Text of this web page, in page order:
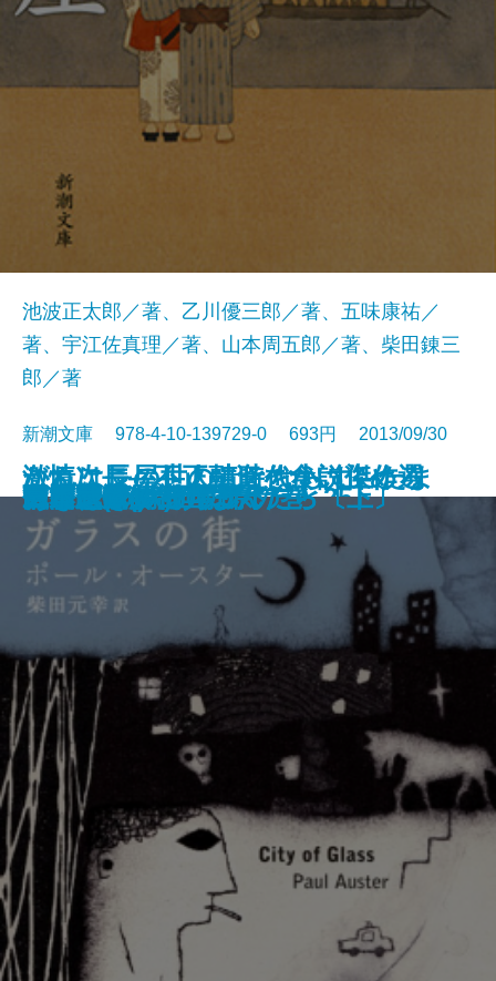
隅の風景
管見妄語 始末に困る人
これはこの世のことならず―たま
しくる―
たまゆら
激情次長―不正融資を食い止めろ
―
羽越本線 北の追跡者
死ぬときに後悔すること25
図南の翼 十二国記
黒田如水
がんこ長屋―人情時代小説傑作選
―
池波正太郎／著、乙川優三郎／著、五味康祐／
著、宇江佐真理／著、山本周五郎／著、柴田錬三
郎／著
新潮文庫 978-4-10-139729-0 693円 2013/09/30
ガラスの街
代替医療解剖
トモスイ
三国志(十) 五丈原の巻
つぎはぎプラネット
田辺聖子の古典まんだら〔上〕
田辺聖子の古典まんだら〔下〕
ガラシャ
あなたがいる場所
宮本武蔵(八)